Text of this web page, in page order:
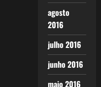
agosto
2016
julho 2016
junho 2016
maio 2016